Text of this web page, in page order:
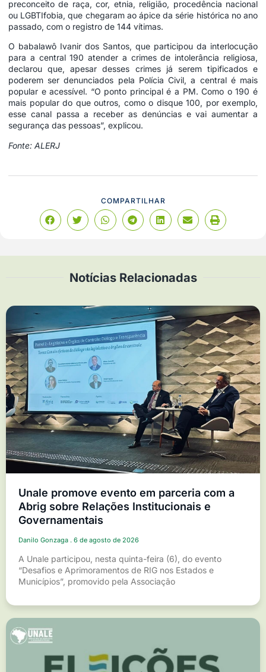
preconceito de raça, cor, etnia, religião, procedência nacional
ou LGBTIfobia, que chegaram ao ápice da série histórica no ano
passado, com o registro de 144 vítimas.
O babalawô Ivanir dos Santos, que participou da interlocução
para a central 190 atender a crimes de intolerância religiosa,
declarou que, apesar desses crimes já serem tipificados e
poderem ser denunciados pela Polícia Civil, a central é mais
popular e acessível. “O ponto principal é a PM. Como o 190 é
mais popular do que outros, como o disque 100, por exemplo,
esse canal passa a receber as denúncias e vai aumentar a
segurança das pessoas”, explicou.
Fonte: ALERJ
COMPARTILHAR
Notícias Relacionadas
Unale promove evento em parceria com a
Abrig sobre Relações Institucionais e
Governamentais
Danilo Gonzaga 6 de agosto de 2026
A Unale participou, nesta quinta-feira (6), do evento
“Desafios e Aprimoramentos de RIG nos Estados e
Municípios”, promovido pela Associação